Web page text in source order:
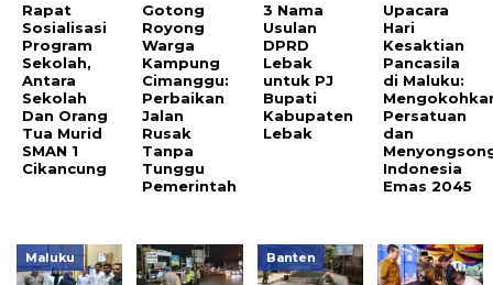
Rapat
Sosialisasi
Program
Sekolah,
Antara
Sekolah
Dan Orang
Tua Murid
SMAN 1
Cikancung
Gotong
Royong
Warga
Kampung
Cimanggu:
Perbaikan
Jalan
Rusak
Tanpa
Tunggu
Pemerintah
3 Nama
Usulan
DPRD
Lebak
untuk PJ
Bupati
Kabupaten
Lebak
Upacara
Hari
Kesaktian
Pancasila
di Maluku:
Persatuan
dan
Indonesia
Emas 2045
Maluku Banten